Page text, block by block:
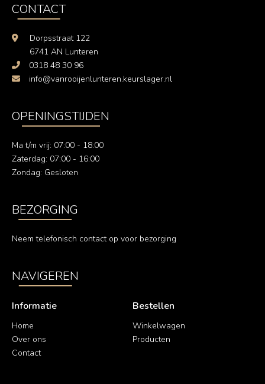
CONTACT
Dorpsstraat 122
6741 AN Lunteren
0318 48 30 96
info@vanrooijenlunteren.keurslager.nl
OPENINGSTIJDEN
Ma t/m vrij: 07:00 - 18:00
Zaterdag: 07:00 - 16:00
Zondag: Gesloten
BEZORGING
Neem telefonisch contact op voor bezorging
NAVIGEREN
Informatie
Home
Over ons
Contact
Bestellen
Winkelwagen
Producten